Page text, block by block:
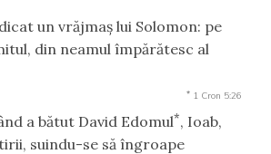
un vrăjmaş lui Solomon: pe
din neamul împărătesc al
* 1 Cron 5:26
a bătut David Edomul*, Ioab,
suindu-se să îngroape